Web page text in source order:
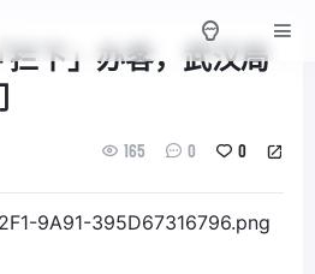
下」办客，武汉局
165 0 0